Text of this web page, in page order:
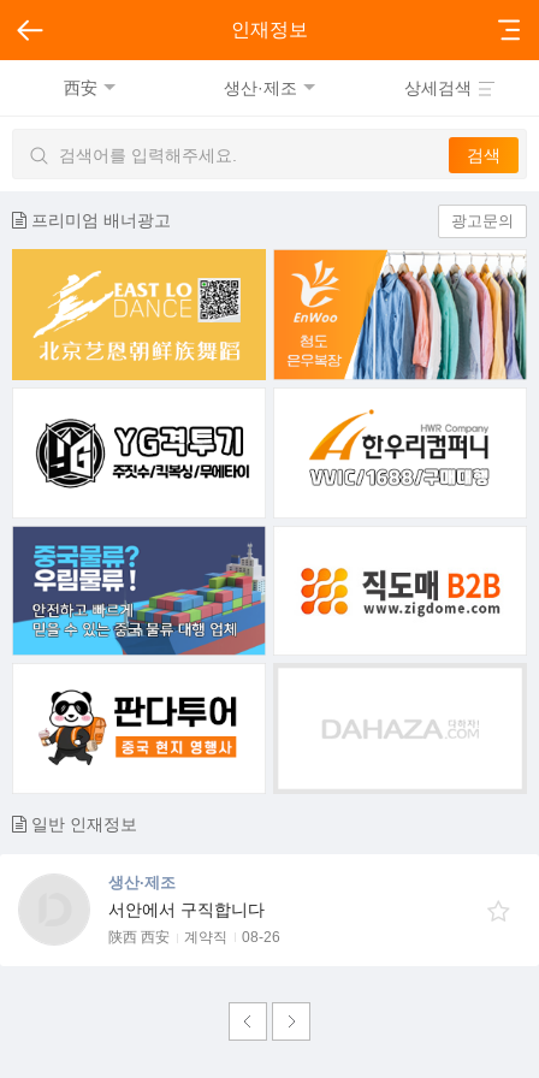
인재정보
西安 생산·제조 상세검색
프리미엄 배너광고 광고문의
일반 인재정보
생산·제조
서안에서 구직합니다
陕西 西安 계약직 08-26